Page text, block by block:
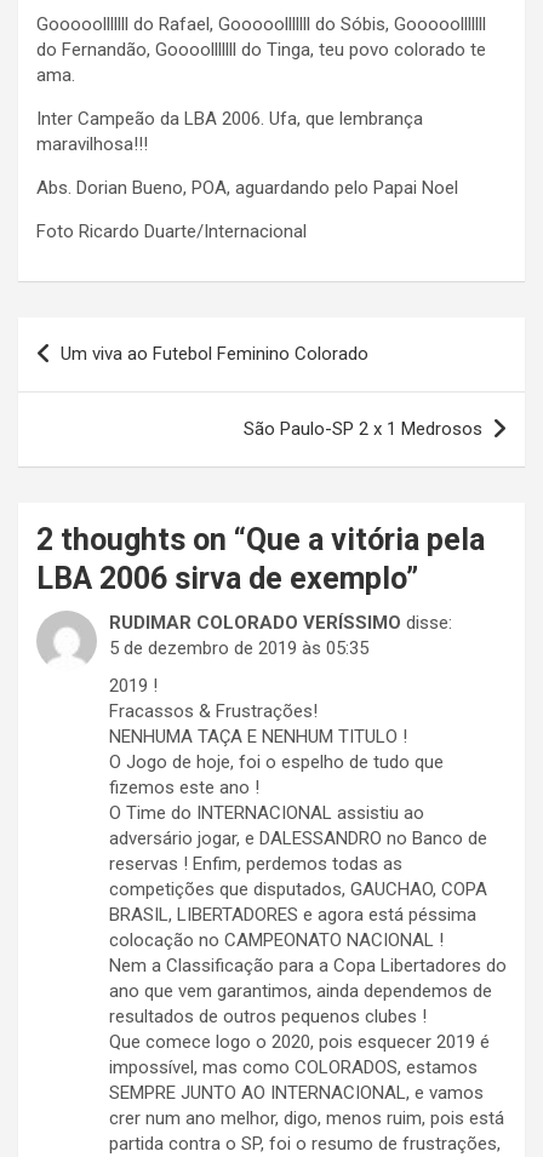
Gooooolllllll do Rafael, Gooooolllllll do Sóbis, Gooooolllllll
do Fernandão, Goooolllllll do Tinga, teu povo colorado te
ama.
Inter Campeão da LBA 2006. Ufa, que lembrança
maravilhosa!!!
Abs. Dorian Bueno, POA, aguardando pelo Papai Noel
Foto Ricardo Duarte/Internacional
Navegação
de
Um viva ao Futebol Feminino Colorado
São Paulo-SP 2 x 1 Medrosos
2 thoughts on “Que a vitória pela
LBA 2006 sirva de exemplo”
RUDIMAR COLORADO VERÍSSIMO disse:
5 de dezembro de 2019 às 05:35
2019 !
Fracassos & Frustrações!
NENHUMA TAÇA E NENHUM TITULO !
O Jogo de hoje, foi o espelho de tudo que
fizemos este ano !
O Time do INTERNACIONAL assistiu ao
adversário jogar, e DALESSANDRO no Banco de
reservas ! Enfim, perdemos todas as
competições que disputados, GAUCHAO, COPA
BRASIL, LIBERTADORES e agora está péssima
colocação no CAMPEONATO NACIONAL !
Nem a Classificação para a Copa Libertadores do
ano que vem garantimos, ainda dependemos de
resultados de outros pequenos clubes !
Que comece logo o 2020, pois esquecer 2019 é
impossível, mas como COLORADOS, estamos
SEMPRE JUNTO AO INTERNACIONAL, e vamos
crer num ano melhor, digo, menos ruim, pois está
partida contra o SP, foi o resumo de frustrações,